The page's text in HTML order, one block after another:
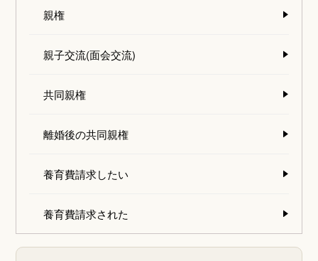
親権
親子交流(面会交流)
共同親権
離婚後の共同親権
養育費請求したい
養育費請求された